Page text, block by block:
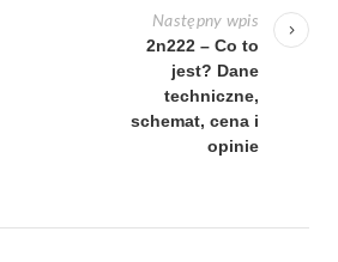
Następny wpis
2n222 – Co to
jest? Dane
techniczne,
schemat, cena i
opinie